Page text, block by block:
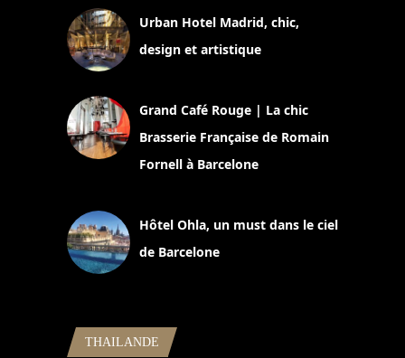
Urban Hotel Madrid, chic,
design et artistique
Grand Café Rouge | La chic
Brasserie Française de Romain
Fornell à Barcelone
Hôtel Ohla, un must dans le ciel
de Barcelone
THAILANDE